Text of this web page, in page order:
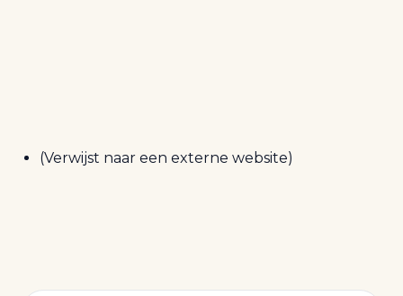
(Verwijst naar een externe website)